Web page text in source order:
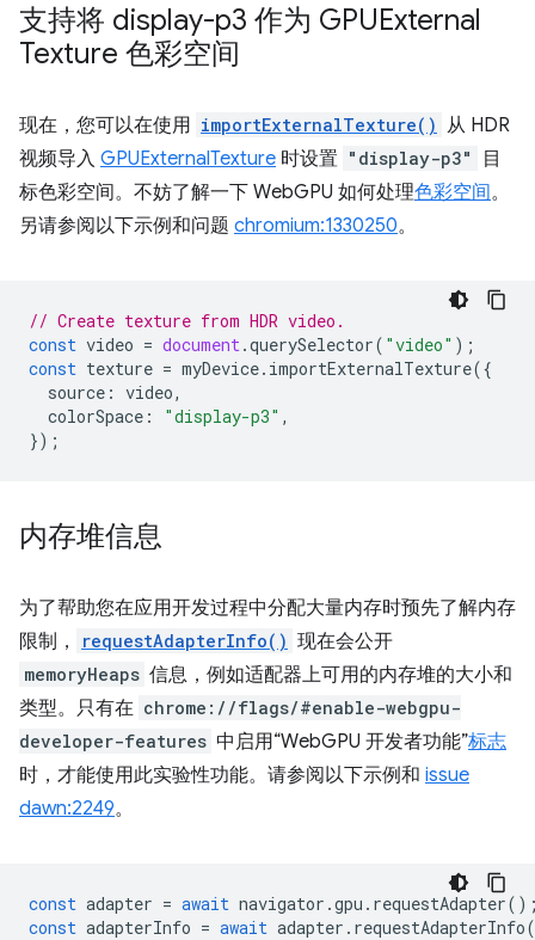
支持将 display-p3 作为 GPUExternal
Texture 色彩空间
现在，您可以在使用 importExternalTexture() 从 HDR
视频导入 GPUExternalTexture 时设置 "display-p3"
目
标色彩空间。不妨了解一下 WebGPU 如何处理色彩空间。
另请参阅以下示例和问题 chromium:1330250。
// Create texture from HDR video.
const video = document .querySelector( "video" );
const texture = myDevice. importExternalTexture({
source : video,
colorSpace : "display-p3" ,
});
内存堆信息
为了帮助您在应用开发过程中分配大量内存时预先了解内存
限制，
requestAdapterInfo() 现在会公开
memoryHeaps 信息，例如适配器上可用的内存堆的大小和
类型。只有在 chrome://flags/#enable-webgpu-
developer-features 中启用“WebGPU 开发者功能”标志
时，才能使用此实验性功能。请参阅以下示例和 issue
dawn:2249。
const adapter = await navigator .gpu . requestAdapter
const adapterInfo = await adapter . requestAdapterInfo